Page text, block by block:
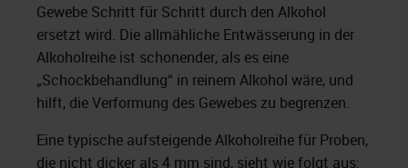
Gewebe Schritt für Schritt durch den Alkohol
ersetzt wird. Die allmähliche Entwässerung in der
Alkoholreihe ist schonender, als es eine
„Schockbehandlung“ in reinem Alkohol wäre, und
hilft, die Verformung des Gewebes zu begrenzen.
Eine typische aufsteigende Alkoholreihe für Proben,
die nicht dicker als 4 mm sind, sieht wie folgt aus: